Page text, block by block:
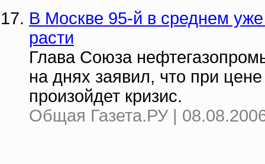
В Москве 95-й в среднем
расти
Глава Союза
на днях заявил, что при
произойдет кризис.
Общая Газета.РУ |